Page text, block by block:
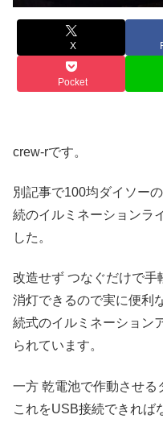
X
Pocket
crew-rです。
別記事で100均ダイソー
続のイルミネーションラ
した。
改造せず つなぐだけで手
消灯できるので実に便利
続式のイルミネーション
られています。
一方 乾電池で作動させ
これをUSB接続できれば